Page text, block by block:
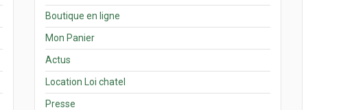
Boutique en ligne
Mon Panier
Actus
Location Loi chatel
Presse